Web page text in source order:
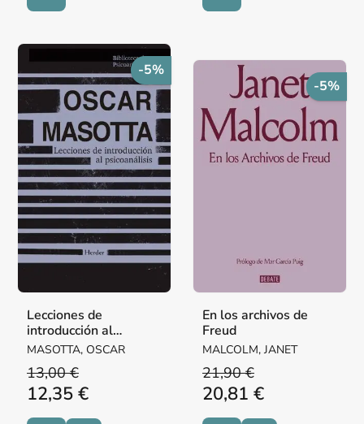
-5%
Lecciones de
introducción al
psicoanálisis
MASOTTA, OSCAR
13,00 €
12,35 €
-5%
En los archivos de
Freud
MALCOLM, JANET
21,90 €
20,81 €